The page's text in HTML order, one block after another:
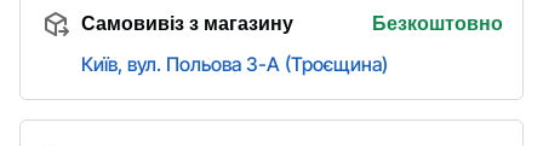
Самовивіз з магазину Безкоштовно
Київ, вул. Польова 3-А (Троєщина)